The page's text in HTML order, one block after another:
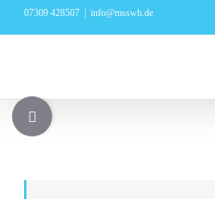
Inhalt
07309 428507 info@msswh.de
Toggle
Sliding